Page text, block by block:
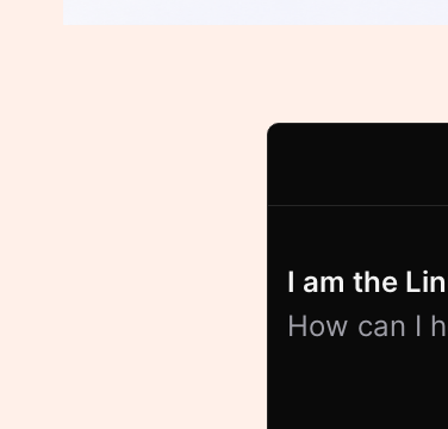
I am the
How can I